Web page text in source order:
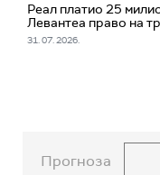
Реал платио 25
Левантеа право на
31. 07. 2026.
Прогноза